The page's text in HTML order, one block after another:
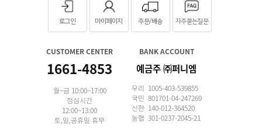
로그인 마이페이지 주문/배송 자주묻는질문
CUSTOMER CENTER
1661-4853
월~금 10:00~17:00
점심시간
12:00~13:00
토,일,공휴일 휴무
BANK ACCOUNT
예금주 ㈜퍼니엠
우리 1005-403-539855
국민 801701-04-247269
신한 140-012-364520
농협 301-0237-2045-21